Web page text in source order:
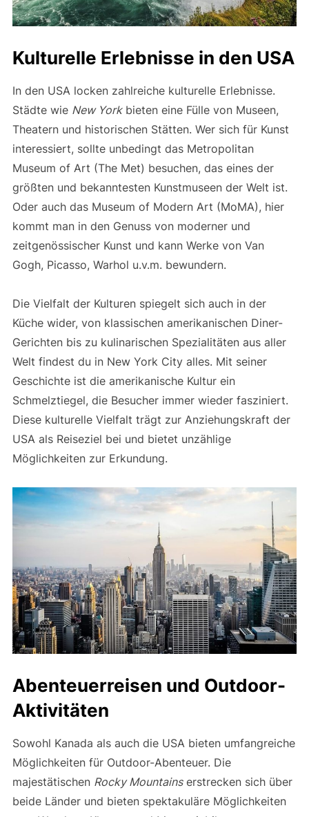
Kulturelle Erlebnisse in den USA
In den USA locken zahlreiche kulturelle Erlebnisse.
Städte wie New Yorkbieten eine Fülle von Museen,
Theatern und historischen Stätten. Wer sich für Kunst
interessiert, sollte unbedingt das Metropolitan
Museum of Art (The Met) besuchen, das eines der
größten und bekanntesten Kunstmuseen der Welt ist.
Oder auch das Museum of Modern Art (MoMA), hier
kommt man in den Genuss von moderner und
zeitgenössischer Kunst und kann Werke von Van
Gogh, Picasso, Warhol u.v.m. bewundern.
Die Vielfalt der Kulturen spiegelt sich auch in der
Küche wider, von klassischen amerikanischen Diner-
Gerichten bis zu kulinarischen Spezialitäten aus aller
Welt findest du in New York City alles. Mit seiner
Geschichte ist die amerikanische Kultur ein
Schmelztiegel, die Besucher immer wieder fasziniert.
Diese kulturelle Vielfalt trägt zur Anziehungskraft der
USA als Reiseziel bei und bietet unzählige
Möglichkeiten zur Erkundung.
Abenteuerreisen und Outdoor-
Aktivitäten
Sowohl Kanada als auch die USA bieten umfangreiche
Möglichkeiten für Outdoor-Abenteuer. Die
majestätischen Rocky Mountainserstrecken sich über
beide Länder und bieten spektakuläre Möglichkeiten